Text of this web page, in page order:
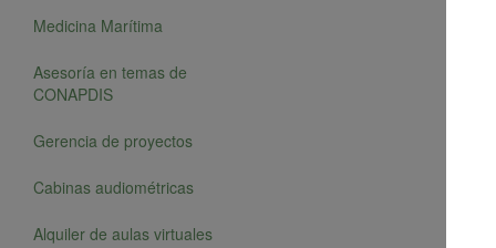
Medicina Marítima
Asesoría en temas de
CONAPDIS
Gerencia de proyectos
Cabinas audiométricas
Alquiler de aulas virtuales